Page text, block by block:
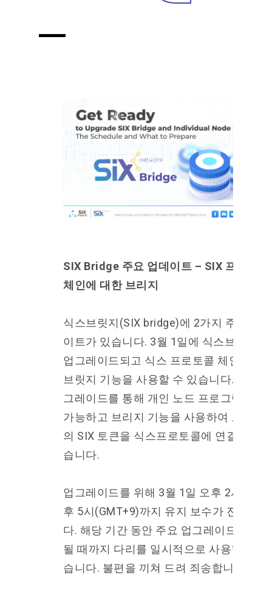
SIX Bridge 주요 업데이트 – SIX 프로토콜
체인에 대한 브리지
식스브릿지(SIX bridge)에 2가지 주요 업데
이트가 있습니다. 3월 1일에 식스브릿지가
업그레이드되고 식스 프로토콜 체인에 대
브릿지 기능을 사용할 수 있습니다. 이번
그레이드를 통해 개인 노드 프로그램 가입
가능하고 브리지 기능을 사용하여 모든 체
의 SIX 토큰을 식스프로토콜에 연결할 수
습니다.
업그레이드를 위해 3월 1일 오후 2시부터
후 5시(GMT+9)까지 유지 보수가 진행됩니
다. 해당 기간 동안 주요 업그레이드가 완
될 때까지 다리를 일시적으로 사용할 수 없
습니다. 불편을 끼쳐 드려 죄송합니다.